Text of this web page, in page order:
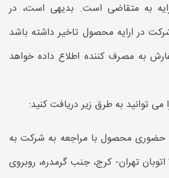
به متقاضی است. بدیهی است، در
در ارایه محصول تاخیر داشته باشد
به مصرف کننده اطلاع داده خواهد
توانید به طرق زیر دریافت کنید:
محصول با مراجعه به شرکت به
کیلومتر ۲۵ اتوبان تهران- کرج، جنب گرمدره، روبروی